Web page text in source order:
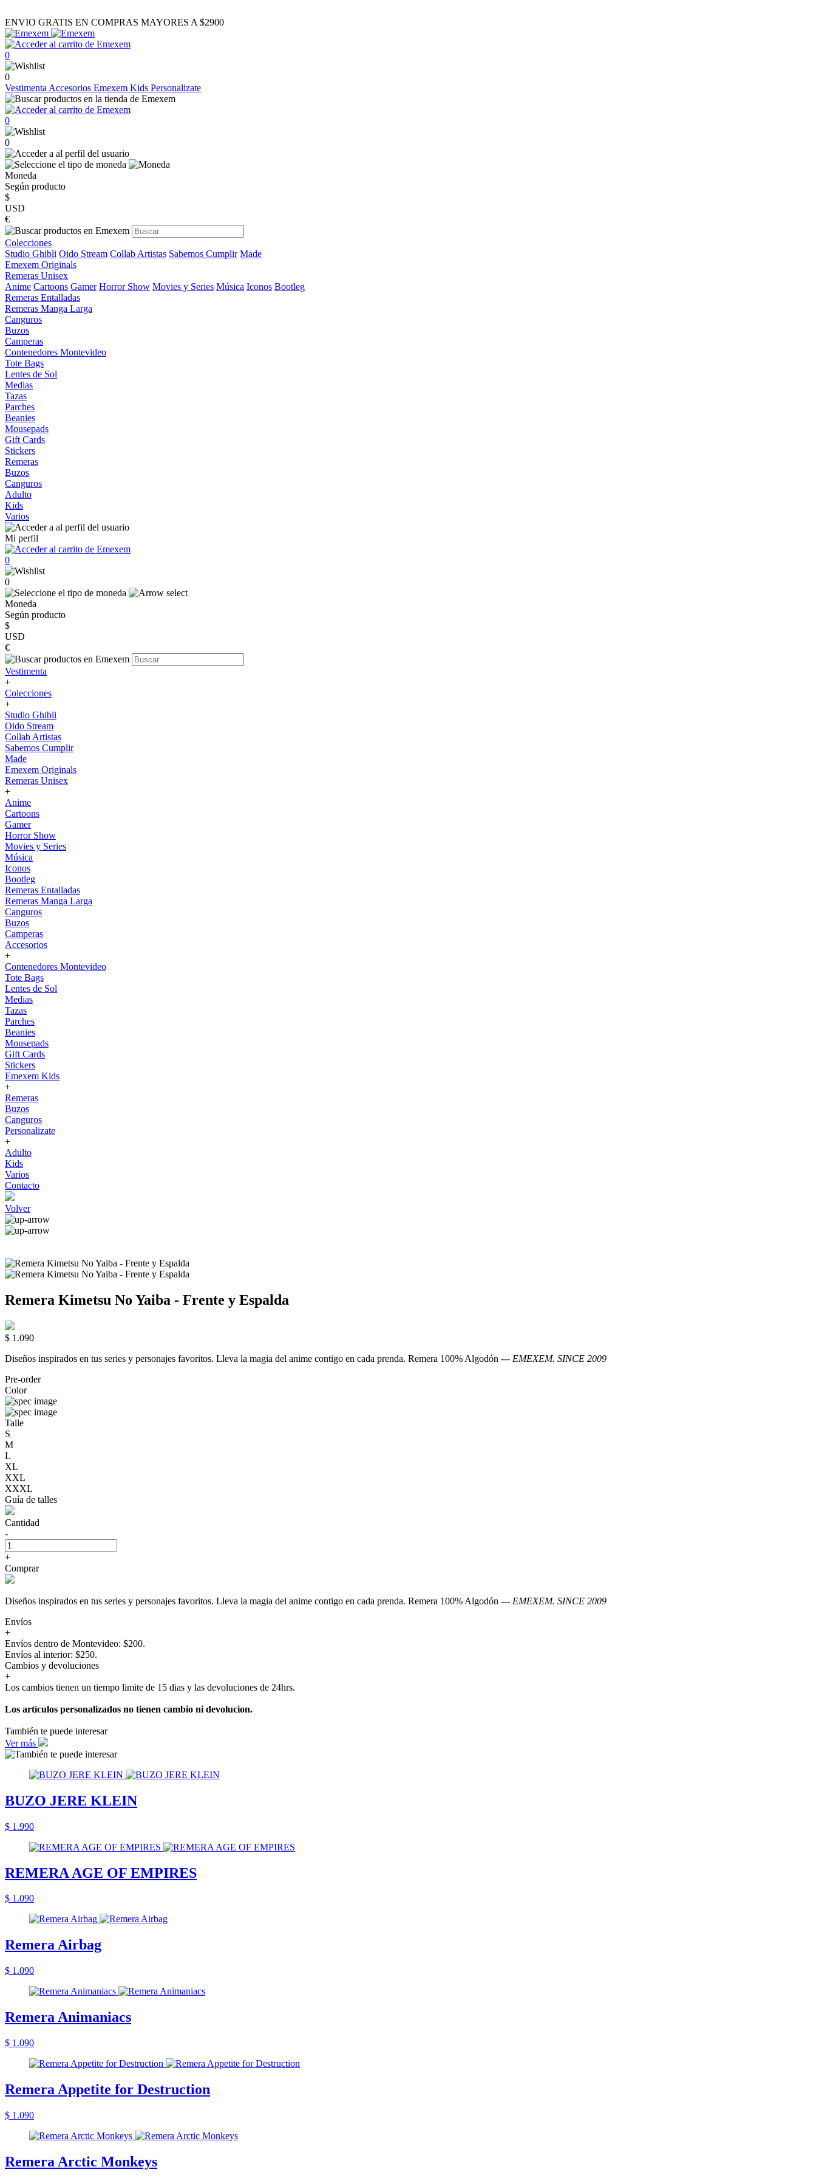
ENVIO GRATIS EN COMPRAS MAYORES A $2900
0
0
Vestimenta Accesorios Emexem Kids Personalizate
0
0
Moneda
Según producto
$
USD
€
Colecciones
Studio Ghibli Oido Stream Collab Artistas Sabemos Cumplir Made
Emexem Originals
Remeras Unisex
Anime Cartoons Gamer Horror Show Movies y Series Música Iconos Bootleg
Remeras Entalladas
Remeras Manga Larga
Canguros
Buzos
Camperas
Contenedores Montevideo
Tote Bags
Lentes de Sol
Medias
Tazas
Parches
Beanies
Mousepads
Gift Cards
Stickers
Remeras
Buzos
Canguros
Adulto
Kids
Varios
Mi perfil
0
0
Moneda
Según producto
$
USD
€
Vestimenta
+
Colecciones
+
Studio Ghibli
Oido Stream
Collab Artistas
Sabemos Cumplir
Made
Emexem Originals
Remeras Unisex
+
Anime
Cartoons
Gamer
Horror Show
Movies y Series
Música
Iconos
Bootleg
Remeras Entalladas
Remeras Manga Larga
Canguros
Buzos
Camperas
Accesorios
+
Contenedores Montevideo
Tote Bags
Lentes de Sol
Medias
Tazas
Parches
Beanies
Mousepads
Gift Cards
Stickers
Emexem Kids
+
Remeras
Buzos
Canguros
Personalizate
+
Adulto
Kids
Varios
Contacto
Volver
Remera Kimetsu No Yaiba - Frente y Espalda
$ 1.090
Diseños inspirados en tus series y personajes favoritos. Lleva la magia del anime contigo en cada prenda. Remera 100% Algodón --- EMEXEM. SINCE 2009
Pre-order
Color
Talle
S
M
L
XL
XXL
XXXL
Guía de talles
Cantidad
-
+
Comprar
Diseños inspirados en tus series y personajes favoritos. Lleva la magia del anime contigo en cada prenda. Remera 100% Algodón --- EMEXEM. SINCE 2009
Envíos
+
Envíos dentro de Montevideo: $200.
Envíos al interior: $250.
Cambios y devoluciones
+
Los cambios tienen un tiempo limite de 15 dias y las devoluciones de 24hrs.
Los artículos personalizados no tienen cambio ni devolucion.
También te puede interesar
Ver más
BUZO JERE KLEIN
$ 1.990
REMERA AGE OF EMPIRES
$ 1.090
Remera Airbag
$ 1.090
Remera Animaniacs
$ 1.090
Remera Appetite for Destruction
$ 1.090
Remera Arctic Monkeys